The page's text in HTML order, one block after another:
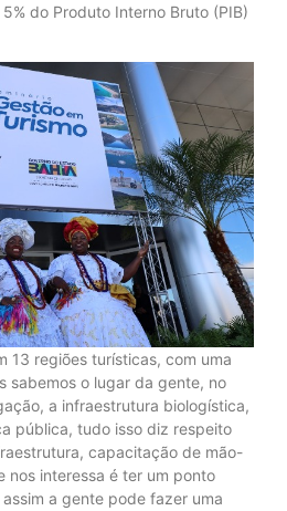
do Produto Interno Bruto (PIB)
13 regiões turísticas, com uma
sabemos o lugar da gente, no
a infraestrutura biologística,
pública, tudo isso diz respeito
capacitação de mão-
nos interessa é ter um ponto
a gente pode fazer uma